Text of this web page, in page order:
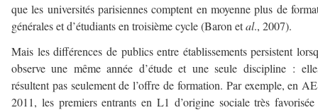
que les universités parisiennes comptent en moyenne plus de
générales et d’étudiants en troisième cycle (Baron etal., 2007).
Mais les différences de publics entre établissements persistent
observe une même année d’étude et une seule discipline :
résultent pas seulement de l’offre de formation. Par exemple, en
2011, les premiers entrants en L1 d’origine sociale très favorisée